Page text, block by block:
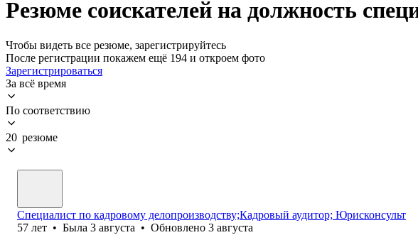
Резюме соискателей на должность
Чтобы видеть все резюме, зарегистрируйтесь
После регистрации покажем ещё 194 и откроем фото
Зарегистрироваться
За всё время
По соответствию
20 резюме
Специалист по кадровому делопроизводству;Кадровый аудитор; Юрисконсульт
57 лет • Была 3 августа • Обновлено 3 августа